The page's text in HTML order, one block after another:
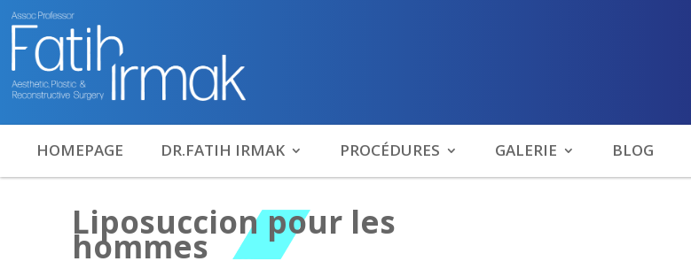
HOMEPAGE
DR.FATIH IRMAK PROCÉDURES GALERIE BLOG
Liposuccion pour les
hommes